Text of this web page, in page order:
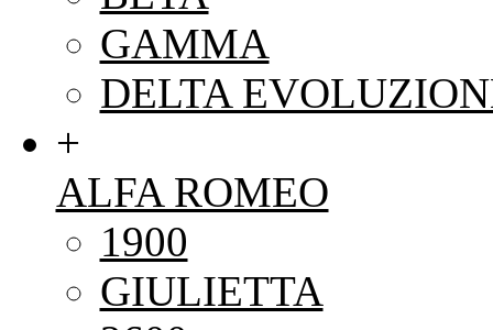
GAMMA
DELTA
+
ALFA ROMEO
1900
GIULIETTA